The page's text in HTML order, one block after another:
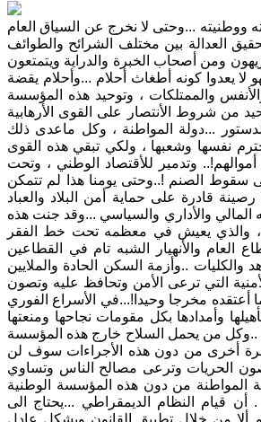
ووطنيته ...وحتى لا نخرج عن السياق العام
العدالة بين مختلف الشرائح والطوائف
ومن أصحاب الخبرة والدراية ويتمتعون
لا يعدوا كونه أطغاث أحلام ...وأحلام يقضة
والممتلكات ، وتوحيد هذه المؤسسة
من شروط الأنتصار على القوى الأرهابية
...دولة المواطنة ، وكل ماعدى ذلك
نفسها وشعبها ، ولكي تبقي هذه القوى
وتدمير للأقتصاد الوطني ، وتحت
سقوط الصنم !..وحتى يومنا هذا لم تتمكن
قادرة على حماية أمن البلاد والعباد
المالي والأداري والسياسي ...وقد جنت هذه
، والذي يعيش في معظمه تحت خط الفقر
العام والأنهيار الشبه تام في القطاعين
..وأزمة السكن الحادة والملايين
التي ترعى الأمن وتحافظ عليه وتصون
مخرجا وحيدا!...في الأسراع الفوري
وأمدادها بكل مقومات نجاحها ومنعتها
..وكل من يحمل السلاح خارج هذه المؤسسة
مرة أخرى من دون هذه الأجراءات سوف لن
الحريات وترعى مصالح الناس وتساوي
المواطنة من دون هذه المؤسسة الوطنية
أن قيام النظام الديمقراطي ...يحتاج الى
ألا من خلال تطبيق القانون وبشكل عادل